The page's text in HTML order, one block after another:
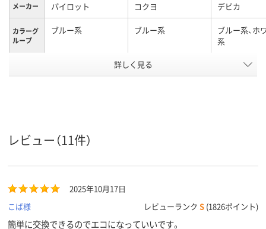
メーカー パイロット コクヨ デビカ
カラーグ
ループ
ブルー系 ブルー系
ブルー系、ホ
系
60
詳しく見る
レビュー（11件）
2025年10月17日
こば様
レビューランク S (1826ポイント)
簡単に交換できるのでエコになっていいです。